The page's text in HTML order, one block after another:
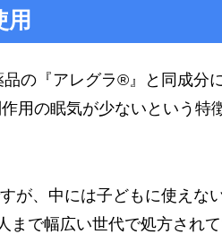
用
品の 『アレグラ®』と同成分
用の眠気が少ないという特
が、中には子どもに使えな
で幅広い世代で処方されて